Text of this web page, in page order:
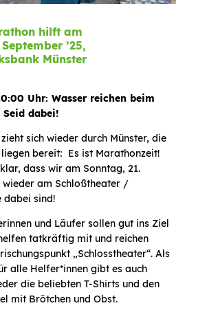
hilft am
’25,
Münster
Uhr: Wasser reichen beim
Seid dabei!
sich wieder durch Münster, die
bereit: Es ist Marathonzeit!
dass wir am Sonntag, 21.
wieder am Schloßtheater /
dabei sind!
und Läufer sollen gut ins Ziel
tatkräftig mit und reichen
„Schlosstheater“. Als
alle Helfer*innen gibt es auch
die beliebten T-Shirts und den
mit Brötchen und Obst.